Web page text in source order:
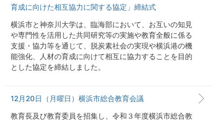
育成に向けた相互協力に関する協定」締結式
横浜市と神奈川大学は、臨海部において、お互いの知見
や専門性を活用した共同研究等の実施や教育全般に係る
支援・協力等を通じて、脱炭素社会の実現や横浜港の機
能強化、人材の育成に向けて相互に協力することを目的
とした協定を締結しました。
12月20日（月曜日）横浜市総合教育会議
教育長及び教育委員を招集し、令和３年度横浜市総合教